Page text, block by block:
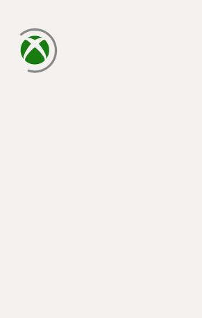
cargando